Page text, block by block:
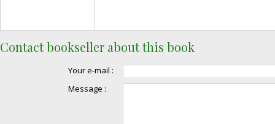
Contact bookseller about this book
Your e-mail :
Message :